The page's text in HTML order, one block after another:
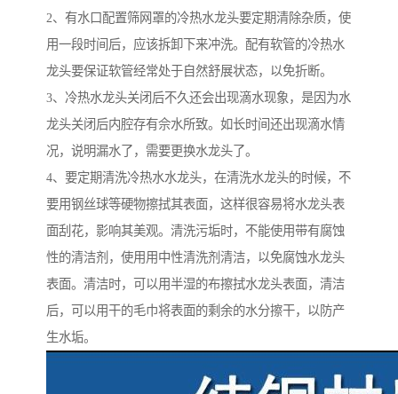
2、有水口配置筛网罩的冷热水龙头要定期清除杂质，使
用一段时间后，应该拆卸下来冲洗。配有软管的冷热水
龙头要保证软管经常处于自然舒展状态，以免折断。
3、冷热水龙头关闭后不久还会出现滴水现象，是因为水
龙头关闭后内腔存有佘水所致。如长时间还出现滴水情
况，说明漏水了，需要更换水龙头了。
4、要定期清洗冷热水水龙头，在清洗水龙头的时候，不
要用钢丝球等硬物擦拭其表面，这样很容易将水龙头表
面刮花，影响其美观。清洗污垢时，不能使用带有腐蚀
性的清洁剂，使用用中性清洗剂清洁，以免腐蚀水龙头
表面。清洁时，可以用半湿的布擦拭水龙头表面，清洁
后，可以用干的毛巾将表面的剩余的水分擦干，以防产
生水垢。